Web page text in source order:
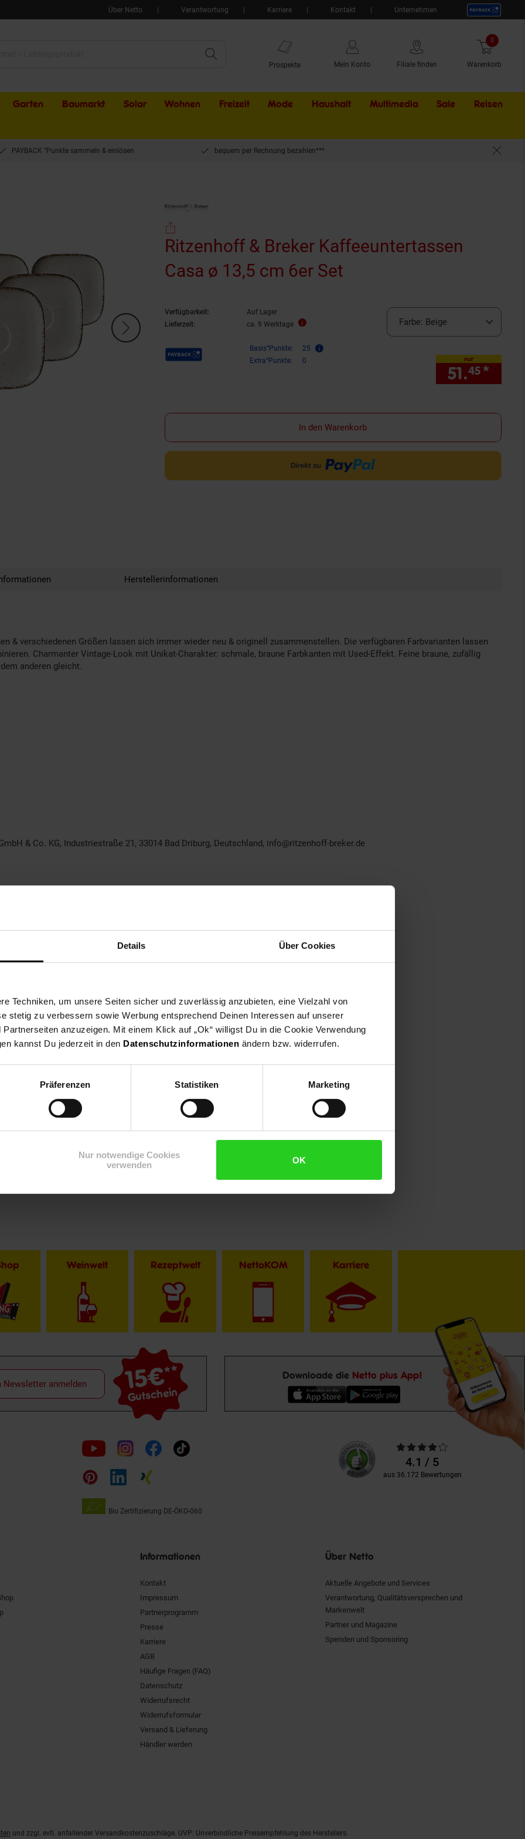
Details Über Cookies
Techniken, um unsere Seiten sicher und zuverlässig anzubieten, eine Vielzahl von
stetig zu verbessern sowie Werbung entsprechend Deinen Interessen auf unserer
anzuzeigen. Mit einem Klick auf „Ok“ willigst Du in die Cookie Verwendung
kannst Du jederzeit in den Datenschutzinformationen ändern bzw. widerrufen.
Präferenzen Statistiken Marketing
Nur notwendige Cookies
verwenden
OK
Über Netto Verantwortung Karriere Kontakt Unternehmen
Prospekte Mein Konto Filiale finden Warenkorb
0 Artikel
Garten Baumarkt Solar Wohnen Freizeit Mode Haushalt Multimedia Sale Externer
Reisen
PAYBACK °Punkte sammeln & einlösen bequem per Rechnung bezahlen***
Ritzenhoff & Breker Kaffeeuntertassen
Casa ø 13,5 cm 6er Set
Verfügbarkeit:
Auf Lager
Lieferzeit:
ca. 9 Werktage
Payback Punkte Basis°Punkte:
25
Extra°Punkte:
0
Farbe: Beige
nur
51.45 *
In den Warenkorb
Herstellerinformationen
& verschiedenen Größen lassen sich immer wieder neu & originell zusammenstellen. Die verfügbaren Farbvarianten lassen
Charmanter Vintage-Look mit Unikat-Charakter: schmale, braune Farbkanten mit Used-Effekt. Feine braune, zufällig
anderen gleicht.
& Co. KG, Industriestraße 21, 33014 Bad Driburg, Deutschland, info@ritzenhoff-breker.de
Weinwelt Rezeptwelt NettoKOM Karriere
15€**
Gutschein
Newsletter anmelden
Downloade die Netto plus App!
Folge
uns
auf
Bio Zertifizierung DE-ÖKO-060
Unsere
Kundenbewertungen
Durchschnittliche
Bewertungen4.1 / 5
aus 36.172 Bewertungen
Informationen
Kontakt
Impressum
Partnerprogramm
Presse
Karriere
AGB
Häufige Fragen (FAQ)
Datenschutz
Widerrufsrecht
Widerrufsformular
Versand & Lieferung
Händler werden
Über Netto
Aktuelle Angebote und Services
Verantwortung, Qualitätsversprechen und
Markenwelt
Partner und Magazine
Spenden und Sponsoring
und zzgl. evtl. anfallender Versandkostenzuschläge. UVP: Unverbindliche Preisempfehlung des Herstellers.